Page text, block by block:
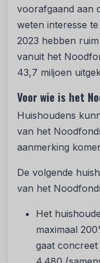
voorafgaand aan
weten interesse
2023 hebben
vanuit het
43,7 miljoen
Voor wie is het
Huishoudens
van het
aanmerking
De volgende
van het
Het
maximaal
gaat